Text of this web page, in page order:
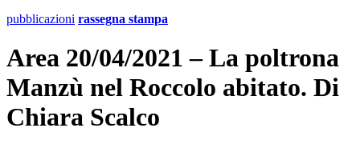
pubblicazioni rassegna stampa
Area 20/04/2021 – La poltrona
Manzù nel Roccolo abitato. Di
Chiara Scalco